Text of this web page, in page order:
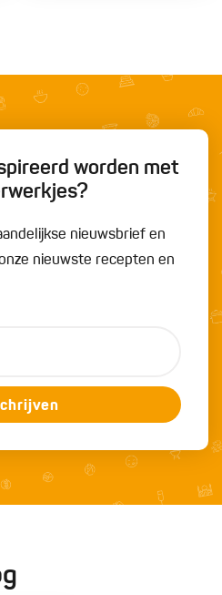
worden met
nieuwsbrief en
nieuwste recepten en